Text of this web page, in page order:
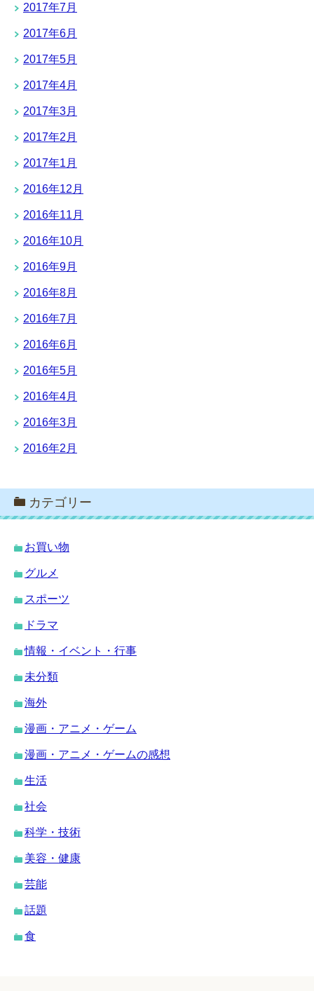
2017年7月
2017年6月
2017年5月
2017年4月
2017年3月
2017年2月
2017年1月
2016年12月
2016年11月
2016年10月
2016年9月
2016年8月
2016年7月
2016年6月
2016年5月
2016年4月
2016年3月
2016年2月
カテゴリー
お買い物
グルメ
スポーツ
ドラマ
情報・イベント・行事
未分類
海外
漫画・アニメ・ゲーム
漫画・アニメ・ゲームの感想
生活
社会
科学・技術
美容・健康
芸能
話題
食